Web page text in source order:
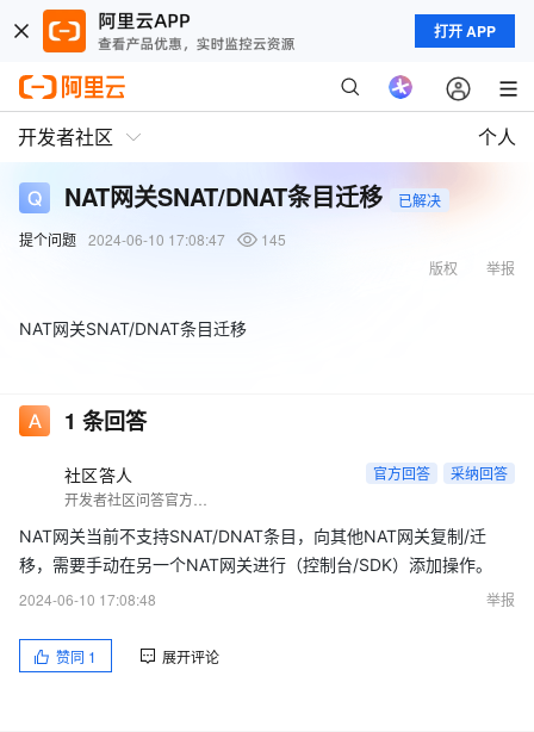
打开 APP
开发者社区 个人
NAT网关SNAT/DNAT条目迁移
已解决
提个问题 2024-06-10 17:08:47
145
举报
版权
NAT网关SNAT/DNAT条目迁移
1 条回答
社区答人 官方回答 采纳回答
NAT网关当前不支持SNAT/DNAT条目，向其他NAT网关复制/迁
移，需要手动在另一个NAT网关进行（控制台/SDK）添加操作。
2024-06-10 17:08:48
举报
赞同 1 展开评论